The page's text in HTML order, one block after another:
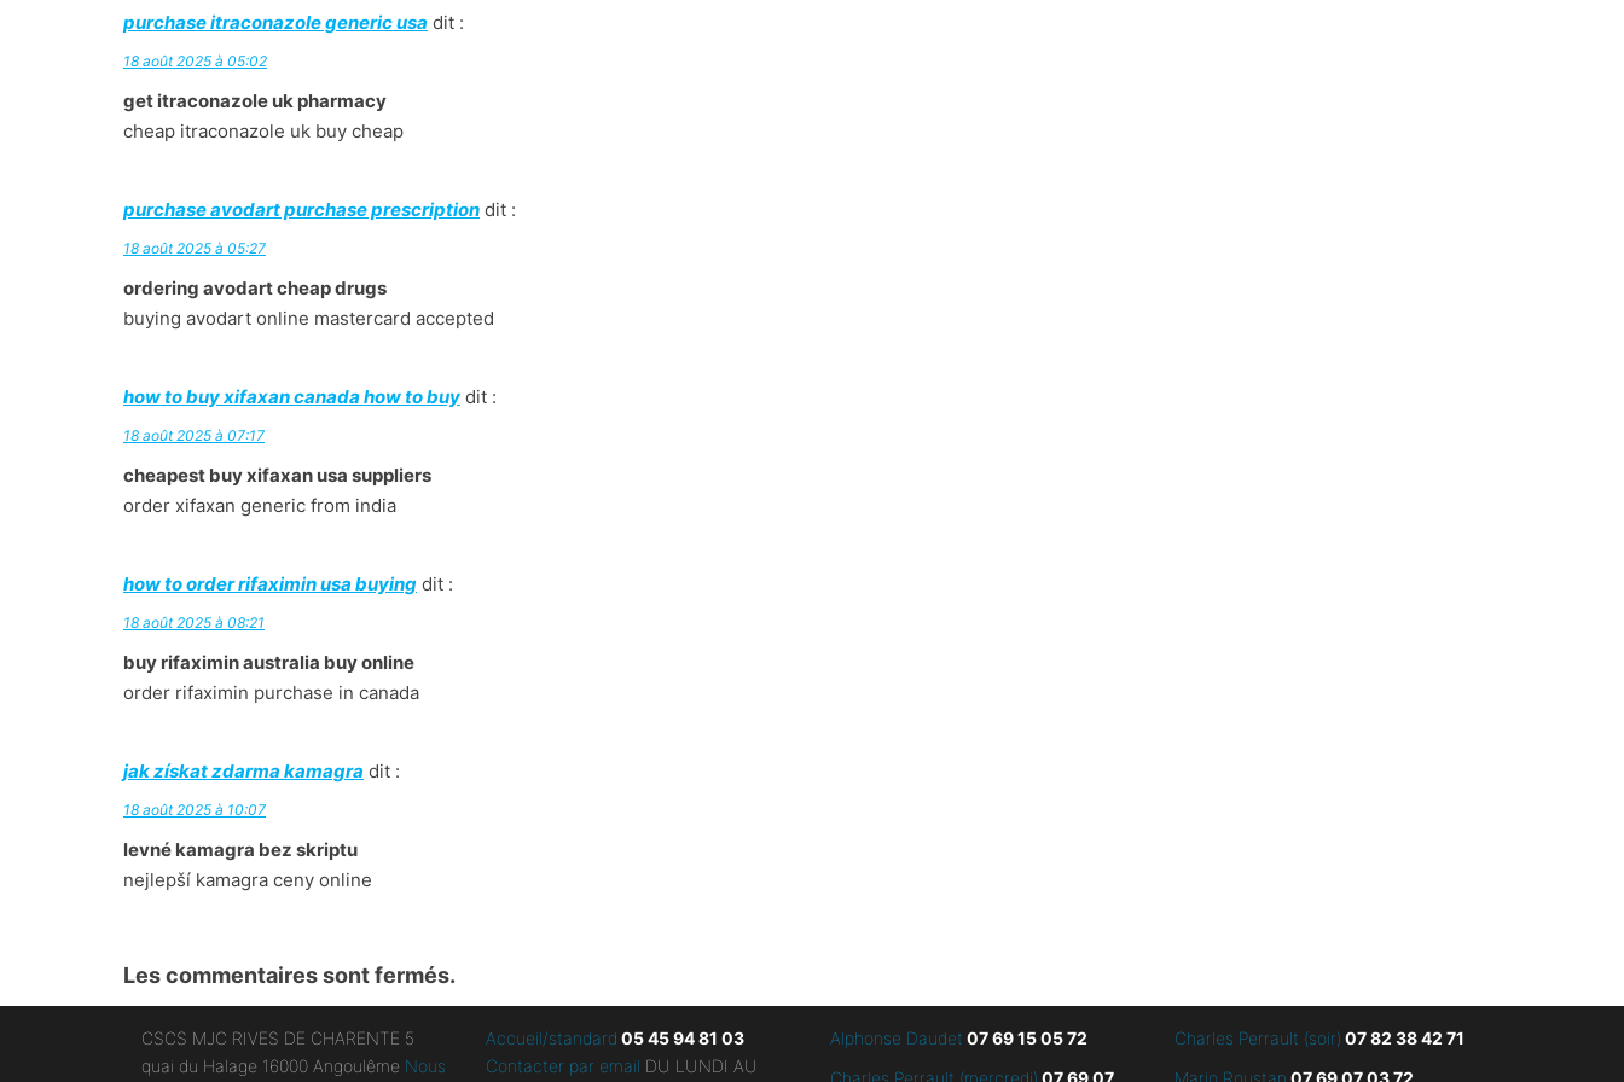
purchase itraconazole generic usa dit :
18 août 2025 à 05:02
get itraconazole uk pharmacy
cheap itraconazole uk buy cheap
purchase avodart purchase prescription dit :
18 août 2025 à 05:27
ordering avodart cheap drugs
buying avodart online mastercard accepted
how to buy xifaxan canada how to buy dit :
18 août 2025 à 07:17
cheapest buy xifaxan usa suppliers
order xifaxan generic from india
how to order rifaximin usa buying dit :
18 août 2025 à 08:21
buy rifaximin australia buy online
order rifaximin purchase in canada
jak získat zdarma kamagra dit :
18 août 2025 à 10:07
levné kamagra bez skriptu
nejlepší kamagra ceny online
Les commentaires sont fermés.
CSCS MJC RIVES DE CHARENTE 5
quai du Halage 16000 Angoulême Nous
Accueil/standard 05 45 94 81 03
Contacter par email DU LUNDI AU
Alphonse Daudet 07 69 15 05 72 Charles Perrault (soir) 07 82 38 42 71
Charles Perrault (mercredi) 07 69 07 Mario Roustan 07 69 07 03 72